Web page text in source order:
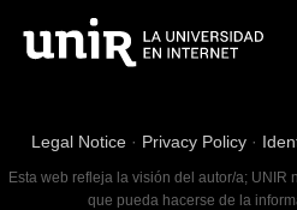
Legal Notice · Privacy Policy ·
Esta web refleja la visión del autor/a; UNIR
que pueda hacerse de la